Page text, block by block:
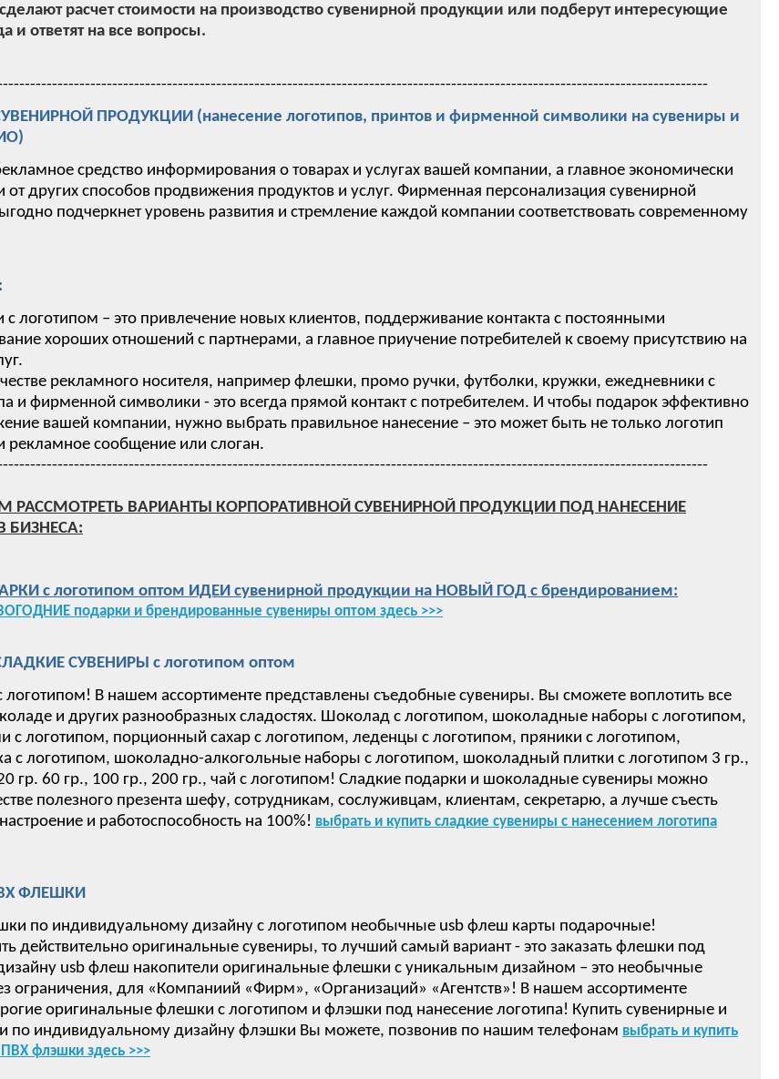
расчет стоимости на производство сувенирной продукции или подберут интересующие
и ответят на все вопросы.
ПРОДУКЦИИ (нанесение логотипов, принтов и фирменной символики на сувениры и
средство информирования о товарах и услугах вашей компании, а главное экономически
от других способов продвижения продуктов и услуг. Фирменная персонализация сувенирной
подчеркнет уровень развития и стремление каждой компании соответствовать современному
логотипом – это привлечение новых клиентов, поддерживание контакта с постоянными
хороших отношений с партнерами, а главное приучение потребителей к своему присутствию на
рекламного носителя, например флешки, промо ручки, футболки, кружки, ежедневники с
и фирменной символики - это всегда прямой контакт с потребителем. И чтобы подарок эффективно
вашей компании, нужно выбрать правильное нанесение – это может быть не только логотип
рекламное сообщение или слоган.
РАССМОТРЕТЬ ВАРИАНТЫ КОРПОРАТИВНОЙ СУВЕНИРНОЙ ПРОДУКЦИИ ПОД НАНЕСЕНИЕ
БИЗНЕСА:
с логотипом оптом ИДЕИ сувенирной продукции на НОВЫЙ ГОД с брендированием:
подарки и брендированные сувениры оптом здесь >>>
СУВЕНИРЫ с логотипом оптом
логотипом! В нашем ассортименте представлены съедобные сувениры. Вы сможете воплотить все
и других разнообразных сладостях. Шоколад с логотипом, шоколадные наборы с логотипом,
логотипом, порционный сахар с логотипом, леденцы с логотипом, пряники с логотипом,
с логотипом, шоколадно-алкогольные наборы с логотипом, шоколадный плитки с логотипом 3 гр.,
гр. 60 гр., 100 гр., 200 гр., чай с логотипом! Сладкие подарки и шоколадные сувениры можно
полезного презента шефу, сотрудникам, сослуживцам, клиентам, секретарю, а лучше съесть
и работоспособность на 100%! выбрать и купить сладкие сувениры с нанесением логотипа
ФЛЕШКИ
по индивидуальному дизайну с логотипом необычные usb флеш карты подарочные!
действительно оригинальные сувениры, то лучший самый вариант - это заказать флешки под
usb флеш накопители оригинальные флешки с уникальным дизайном – это необычные
ограничения, для «Компаниий «Фирм», «Организаций» «Агентств»! В нашем ассортименте
оригинальные флешки с логотипом и флэшки под нанесение логотипа! Купить сувенирные и
по индивидуальному дизайну флэшки Вы можете, позвонив по нашим телефонам выбрать и купить
флэшки здесь >>>